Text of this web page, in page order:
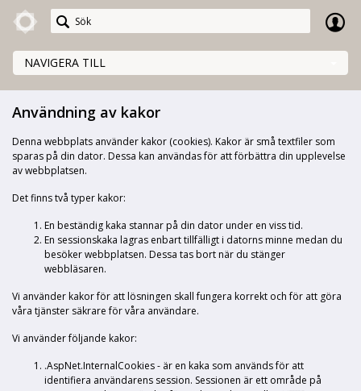
Meetings+
NAVIGERA TILL
Användning av kakor
Denna webbplats använder kakor (cookies). Kakor är små textfiler som
sparas på din dator. Dessa kan användas för att förbättra din upplevelse
av webbplatsen.
Det finns två typer kakor:
En beständig kaka stannar på din dator under en viss tid.
En sessionskaka lagras enbart tillfälligt i datorns minne medan du
besöker webbplatsen. Dessa tas bort när du stänger
webbläsaren.
Vi använder kakor för att lösningen skall fungera korrekt och för att göra
våra tjänster säkrare för våra användare.
Vi använder följande kakor:
.AspNet.InternalCookies - är en kaka som används för att
identifiera användarens session. Sessionen är ett område på